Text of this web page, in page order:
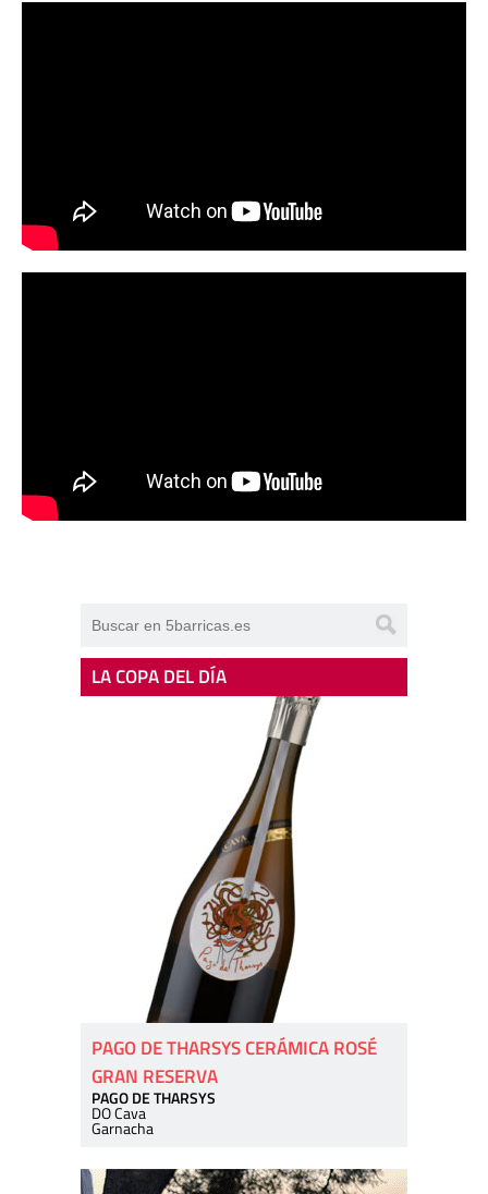
LA COPA DEL DÍA
PAGO DE THARSYS CERÁMICA ROSÉ
GRAN RESERVA
PAGO DE THARSYS
DO Cava
Garnacha